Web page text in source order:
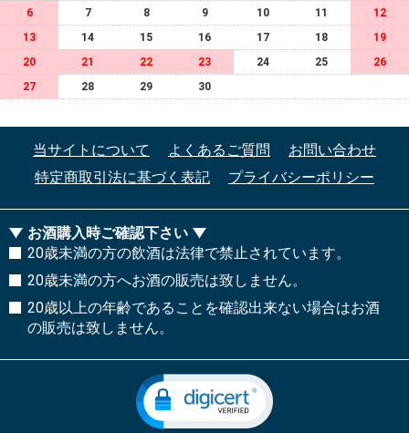
6
7 8 9 10 11
12
13
14 15 16 17 18
19
20
21 22 23 24 25
26
27
28 29 30
当サイトについて よくあるご質問
お問い合わせ
特定商取引法に基づく表記
プライバシーポリシー
お酒購入時ご確認下さい
20歳未満の方の飲酒は法律で禁止されています。
20歳未満の方へお酒の販売は致しません。
20歳以上の年齢であることを確認出来ない場合はお酒
の販売は致しません。